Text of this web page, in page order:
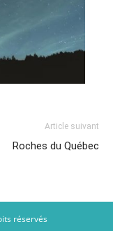
Article suivant
Roches du Québec
réservés